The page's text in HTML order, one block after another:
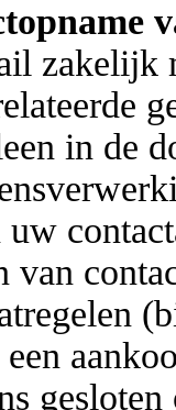
zakelijk
in de
van